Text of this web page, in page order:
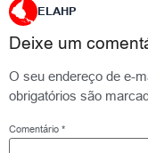
ELAHP
Deixe um
O seu endereço de e-
obrigatórios são
Comentário *